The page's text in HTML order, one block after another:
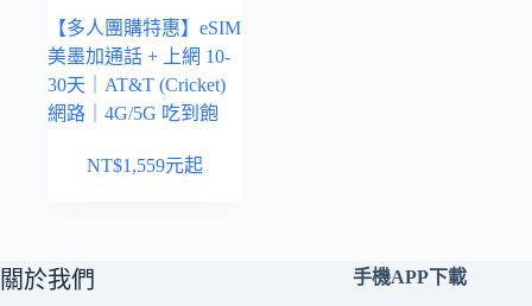
【多人團購特惠】eSIM
美墨加通話 + 上網 10-
30天｜AT&T (Cricket)
網路｜4G/5G 吃到飽
NT$1,559元起
關於我們 手機APP下載